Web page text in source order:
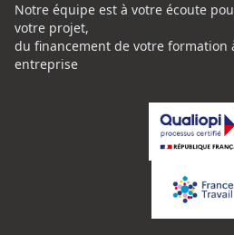
Notre équipe est à votre écoute
votre projet,
du financement de votre formation
entreprise